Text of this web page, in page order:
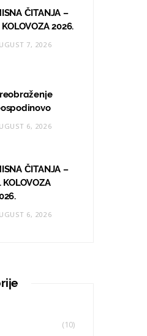
ČITANJA –
KOLOVOZA 2026.
7, 2026
6, 2026
ČITANJA –
KOLOVOZA
6, 2026
(10)